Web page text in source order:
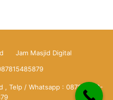
Jam Masjid Digital
, Telp / Whatsapp : 0878-1548-